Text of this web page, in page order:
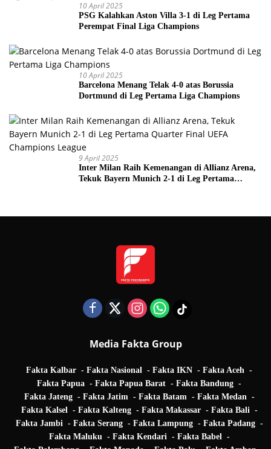
10 April 2025
PSG Kalahkan Aston Villa 3-1 di Leg Pertama
Perempat Final Liga Champions
10 April 2025
Barcelona Menang Telak 4-0 atas Borussia
Dortmund di Leg Pertama Liga Champions
9 April 2025
Inter Milan Raih Kemenangan di Allianz Arena,
Tekuk Bayern Munich 2-1 di Leg Pertama
Media Fakta Group
Fakta Kalbar Fakta Nasional Fakta IKN
Fakta Aceh
Fakta Papua
Fakta Papua Barat
Fakta Bandung
Fakta Jateng
Fakta Jatim Fakta Batam
Fakta Medan
Fakta Kalsel
Fakta Kalteng Fakta Makassar
Fakta Bali
Fakta Jambi
Fakta Serang Fakta Lampung
Fakta Padang
Fakta Maluku
Fakta Kendari
Fakta Babel